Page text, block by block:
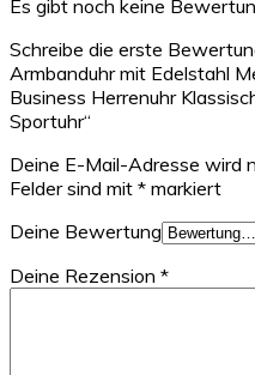
Es gibt noch keine
Schreibe die erste
Armbanduhr mit Edelstahl
Business Herrenuhr
Sportuhr“
Deine E-Mail-Adresse wird
Felder sind mit * markiert
Deine Bewertung
Deine Rezension *